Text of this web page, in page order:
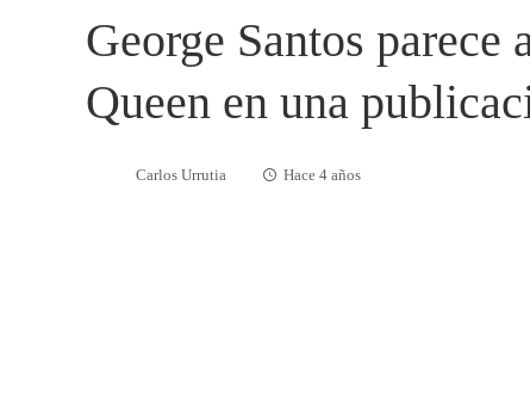
George Santos
Queen en una
Carlos Urrutia Hace 4 años